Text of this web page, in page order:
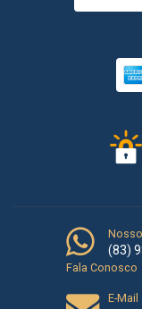
(83)
Fala Conosco
E-Mail